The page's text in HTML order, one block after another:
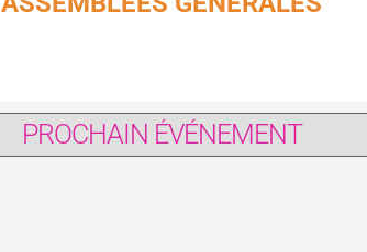
PROCHAIN ÉVÉNEMENT